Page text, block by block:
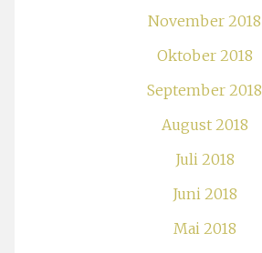
November 2018
Oktober 2018
September 2018
August 2018
Juli 2018
Juni 2018
Mai 2018